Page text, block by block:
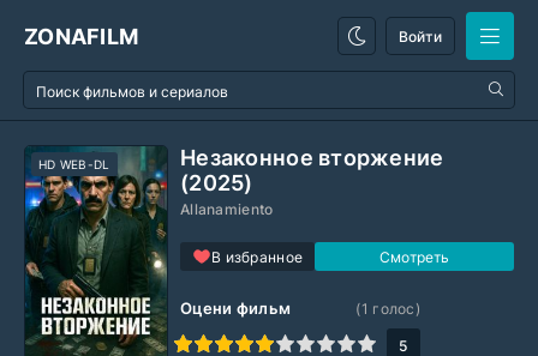
ZONAFILM Войти
Незаконное вторжение
(2025)
Allanamiento
В избранное
HD WEB-DL
Оцени фильм
1
2 3 4 5 6 7 8 9 10
(1 голос)
5